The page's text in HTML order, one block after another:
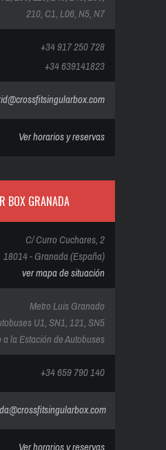
210, C1, L06, N5, N7
+34 917 250 728
+34 639141823
Ver horarios y reservas
BOX GRANADA
C/ Curro Cuchares, 2
18014 - Granada (España)
ver mapa de situación
Metro Luis Granado
U1, SN1, 121, SN5
a la Estación de Autobuses
+34 659 790 140
Ver horarios y reservas